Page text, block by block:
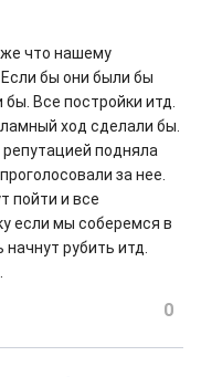
что нашему
бы они были бы
Все постройки итд.
ход сделали бы.
подняла
за нее.
пойти и все
если мы соберемся в
рубить итд.
0